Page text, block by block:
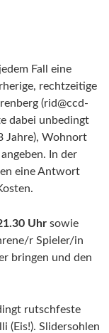
Fall eine
rechtzeitige
(rid@ccd-
dabei unbedingt
Jahre), Wohnort
In der
eine Antwort
Uhr sowie
r Spieler/in
bringen und den
rutschfeste
(Eis!). Slidersohlen